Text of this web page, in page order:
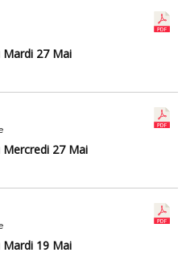
27 Mai
27 Mai
19 Mai